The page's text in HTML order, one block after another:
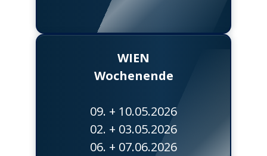
WIEN
Wochenende
09. + 10.05.2026
02. + 03.05.2026
06. + 07.06.2026